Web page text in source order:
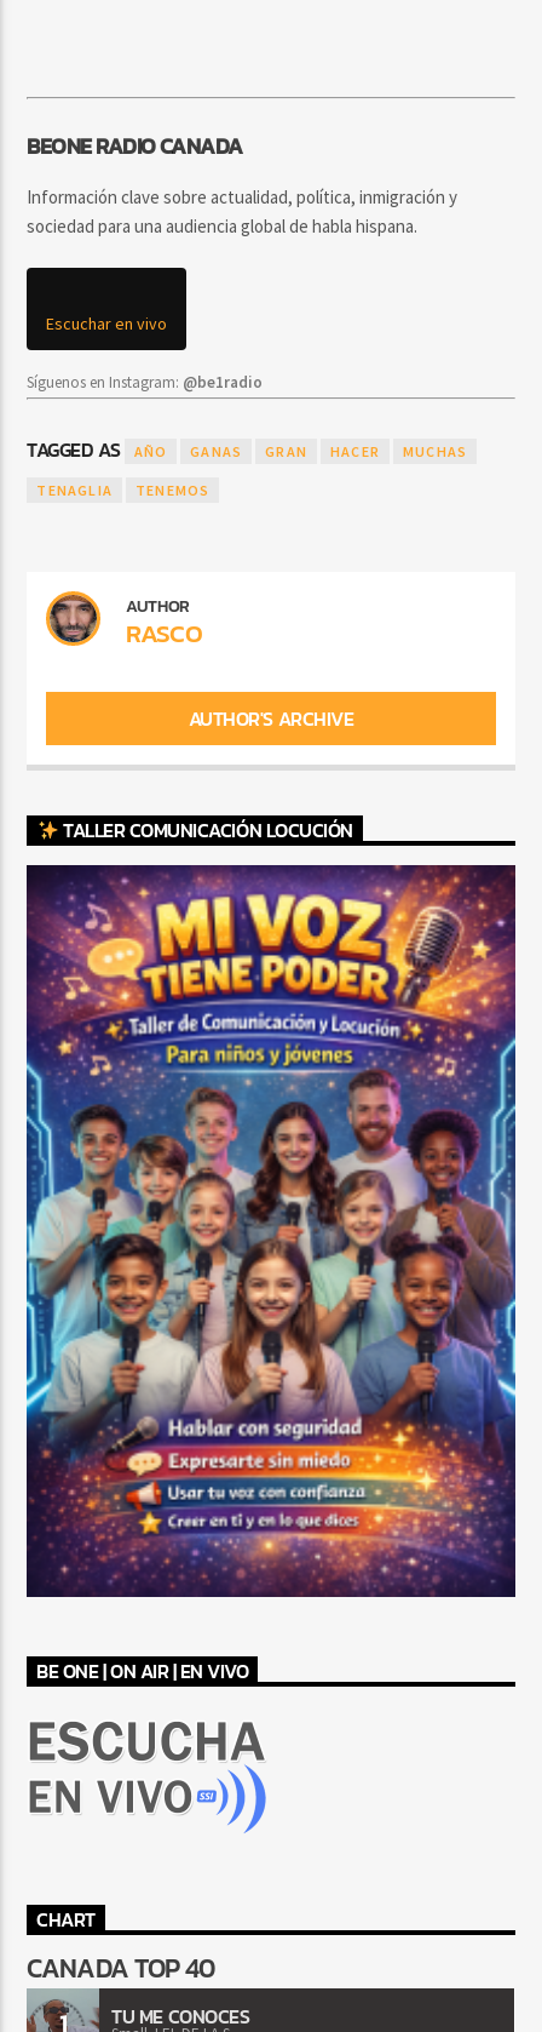
BEONE RADIO CANADA
Información clave sobre actualidad, política, inmigración y
sociedad para una audiencia global de habla hispana.
Escuchar en vivo
Síguenos en Instagram: @be1radio
TAGGED AS AÑO GANAS GRAN HACER MUCHAS
TENAGLIA TENEMOS
AUTHOR
RASCO
AUTHOR'S ARCHIVE
TALLER COMUNICACIÓN LOCUCIÓN
BE ONE | ON AIR | EN VIVO
CHART
CANADA TOP 40
1 TU ME CONOCES